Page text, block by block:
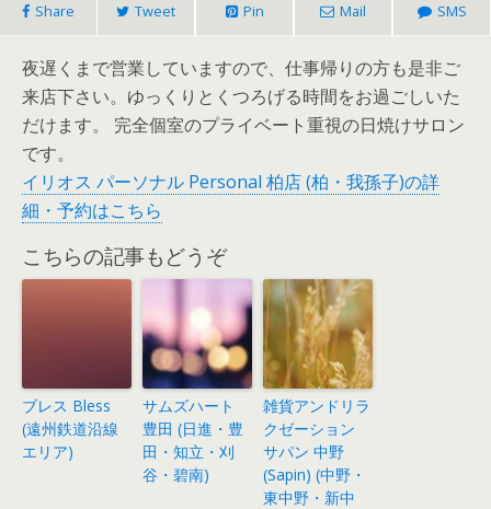
Share Tweet Pin Mail SMS
夜遅くまで営業していますので、仕事帰りの方も是非ご
来店下さい。ゆっくりとくつろげる時間をお過ごしいた
だけます。 完全個室のプライベート重視の日焼けサロン
です。
イリオス パーソナル Personal 柏店 (柏・我孫子)の詳
細・予約はこちら
こちらの記事もどうぞ
ブレス Bless
(遠州鉄道沿線
エリア)
サムズハート
豊田 (日進・豊
田・知立・刈
谷・碧南)
雑貨アンドリラ
クゼーション
サパン 中野
(Sapin) (中野・
東中野・新中